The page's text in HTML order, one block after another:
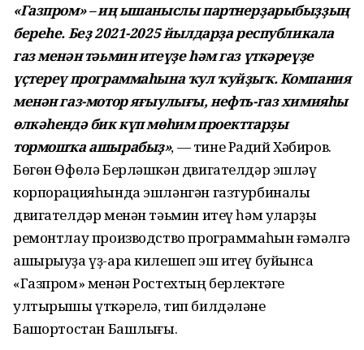
«Газпром» – иң ышаныслы партнерҙарыбыҙҙың
береһе. Беҙ 2021-2025 йылдарҙа республикала
газ менән тәьмин итеүҙе һәм газ үткәреүҙе
үҫтереү программаһына ҡул ҡуйҙыҡ. Компания
менән газ-мотор яғыулығы, нефть-газ химияһы
өлкәһендә бик күп мөһим проекттарҙы
тормошҡа ашырабыҙ», — тине Радий Хәбиров.
Бөгөн Өфөлә Берләшкән двигателдәр эшләү
корпорацияһында эшләнгән газтурбиналы
двигателдәр менән тәьмин итеү һәм уларҙы
ремонтлау производство программаһын ғәмәлгә
ашырыуҙа үҙ-ара килешеп эш итеү буйынса
«Газпром» менән Ростехтың берлектәге
ултырышы үткәрелә, тип билдәләне
Башҡортостан Башлығы.